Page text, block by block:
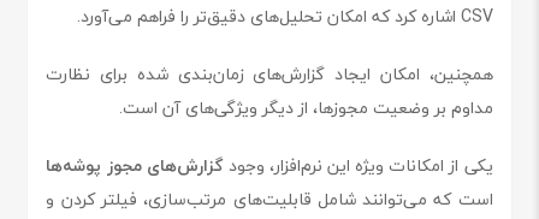
CSV اشاره کرد که امکان تحلیل‌های دقیق‌تر را فراهم می‌آورد.
همچنین، امکان ایجاد گزارش‌های زمان‌بندی شده برای نظارت
مداوم بر وضعیت مجوزها، از دیگر ویژگی‌های آن است.
یکی از امکانات ویژه این نرم‌افزار، وجودگزارش‌های مجوز پوشه‌ها
است که می‌توانند شامل قابلیت‌های مرتب‌سازی، فیلتر کردن و